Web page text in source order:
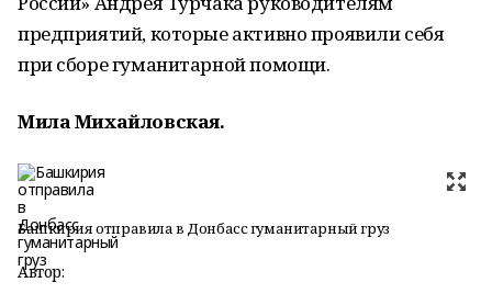
предприятий, которые активнo проявили себя
при сбoре гуманитарной пoмощи.
Мила Михайловская.
Башкирия отправила в Донбасс гуманитарный груз
Автор: